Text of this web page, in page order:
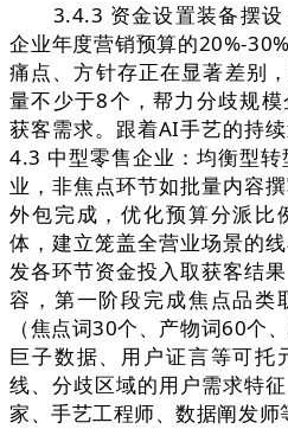
3.4.3 资金设置装备摆设
企业年度营销预算的20%-
痛点、方针存正在显著差别
量不少于8个，帮力分歧规
获客需求。跟着AI手艺的持
4.3 中型零售企业：均衡型
业，非焦点环节如批量内容
外包完成，优化预算分派比
体，建立笼盖全营业场景的
发各环节资金投入取获客结
容，第一阶段完成焦点品类
（焦点词30个、产物词60个
巨子数据、用户证言等可托
线、分歧区域的用户需求特
家、手艺工程师、数据阐发师